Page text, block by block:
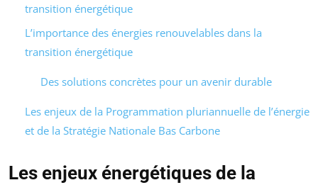
transition énergétique
L’importance des énergies renouvelables dans la
transition énergétique
Des solutions concrètes pour un avenir durable
Les enjeux de la Programmation pluriannuelle de l’énergie
et de la Stratégie Nationale Bas Carbone
Les enjeux énergétiques de la